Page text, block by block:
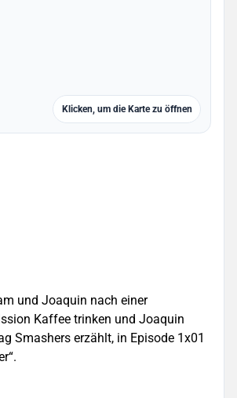
Klicken, um die Karte zu öffnen
und Joaquin nach einer
Kaffee trinken und Joaquin
Smashers erzählt, in Episode 1x01